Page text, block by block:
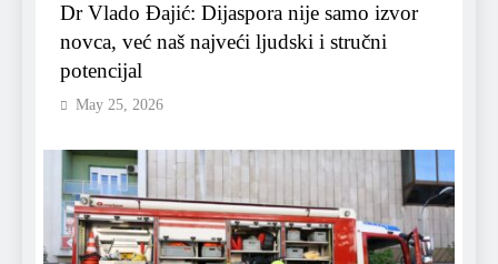
Dr Vlado Đajić: Dijaspora nije samo izvor
novca, već naš najveći ljudski i stručni
potencijal
May 25, 2026